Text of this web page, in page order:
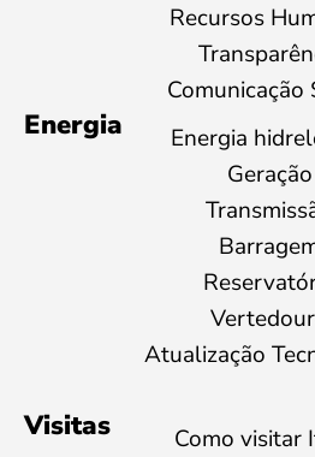
Recursos
Comunicação
Energia
Energia
Geração
Atualização
Visitas
Como visitar